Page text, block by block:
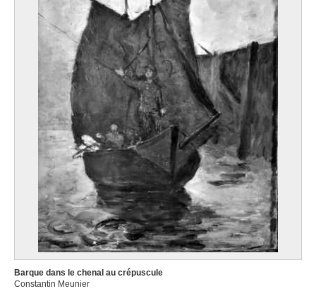
Barque dans le chenal au crépuscule
Constantin Meunier